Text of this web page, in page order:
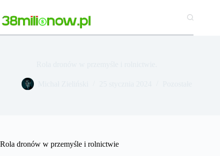
treści
Rola dronów w przemyśle i rolnictwie